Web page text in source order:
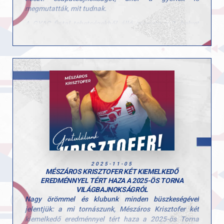
megmutatták, mit tudnak.
A GYAC fiatal tehetségekből álló csapata a 2. helyet
szerezte meg. A csapat tagjai: Polgár Hanna, Fekete
Felkészítő edzők: Szűcs Nicoleta Lucia és Fajkusz
Csaba.
Gratulálunk a csapat eredményéhez és köszönjük a
befektetett munkátokat!
2025-11-05
MÉSZÁROS KRISZTOFER KÉT KIEMELKEDŐ
EREDMÉNNYEL TÉRT HAZA A 2025-ÖS TORNA
VILÁGBAJNOKSÁGRÓL
Nagy örömmel és klubunk minden büszkeségével
jelentjük: a mi tornászunk, Mészáros Krisztofer két
kiemelkedő eredménnyel tért haza a 2025-ös Torna